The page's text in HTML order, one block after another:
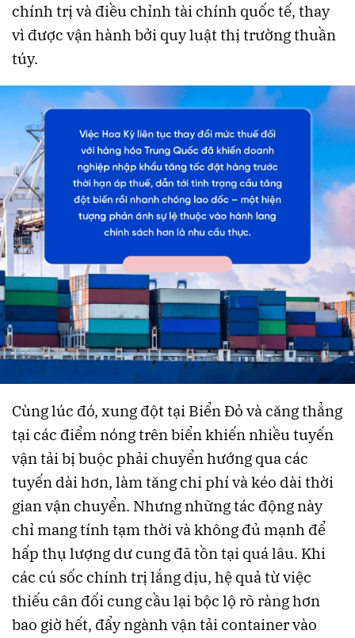
chính trị và điều chỉnh tài chính quốc tế, thay
vì được vận hành bởi quy luật thị trường thuần
túy.
Cùng lúc đó, xung đột tại Biển Đỏ và căng thẳng
tại các điểm nóng trên biển khiến nhiều tuyến
vận tải bị buộc phải chuyển hướng qua các
tuyến dài hơn, làm tăng chi phí và kéo dài thời
gian vận chuyển. Nhưng những tác động này
chỉ mang tính tạm thời và không đủ mạnh để
hấp thụ lượng dư cung đã tồn tại quá lâu. Khi
các cú sốc chính trị lắng dịu, hệ quả từ việc
thiếu cân đối cung cầu lại bộc lộ rõ ràng hơn
bao giờ hết, đẩy ngành vận tải container vào